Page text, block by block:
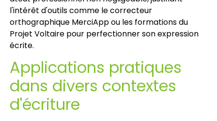
l'intérêt d'outils comme le correcteur
orthographique MerciApp ou les formations du
Projet Voltaire pour perfectionner son expression
écrite.
Applications pratiques
dans divers contextes
d'écriture